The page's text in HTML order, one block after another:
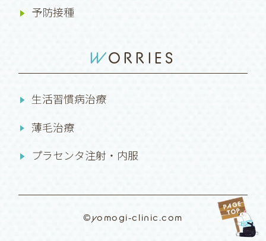
予防接種
WORRIES
生活習慣病治療
薄毛治療
プラセンタ注射・内服
©yomogi-clinic.com